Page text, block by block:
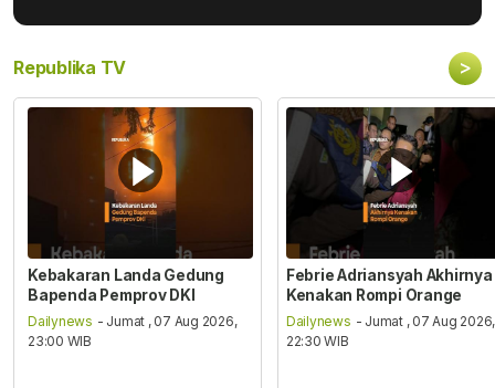
Republika TV >
Kebakaran Landa Gedung
Bapenda Pemprov DKI
Dailynews - Jumat , 07 Aug 2026,
23:00 WIB
Febrie Adriansyah Akhirnya
Kenakan Rompi Orange
Dailynews - Jumat , 07 Aug 2026,
22:30 WIB